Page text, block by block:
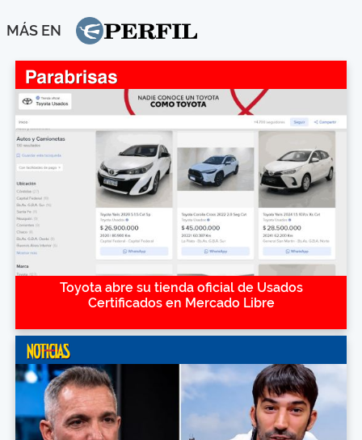
MÁS EN
Toyota abre su tienda oficial de Usados
Certificados en Mercado Libre